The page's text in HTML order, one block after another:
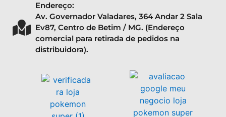
Endereço:
Av. Governador Valadares, 364 Andar 2 Sala
Ev87, Centro de Betim / MG. (Endereço
comercial para retirada de pedidos na
distribuidora).